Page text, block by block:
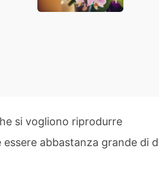
si vogliono riprodurre
essere abbastanza grande